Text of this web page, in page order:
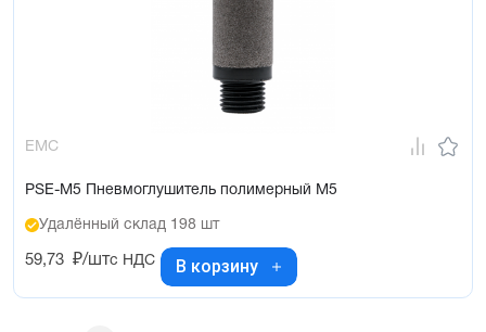
EMC
PSE-M5 Пневмоглушитель полимерный М5
Удалённый склад 198 шт
59,73 ₽/штс НДС В корзину